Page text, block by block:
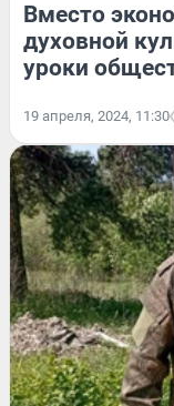
Вместо
духовной
уроки
19 апреля, 2024, 11:30